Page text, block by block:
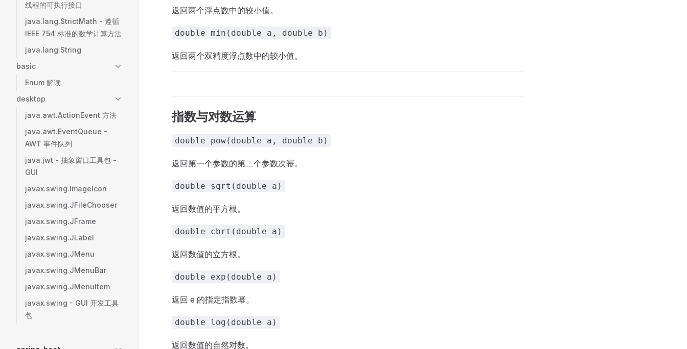
线程的可执行接口
java.lang.StrictMath - 遵循
IEEE 754 标准的数学计算方法
java.lang.String
basic
Enum 解读
desktop
java.awt.ActionEvent 方法
java.awt.EventQueue -
AWT 事件队列
java.jwt - 抽象窗口工具包 -
GUI
javax.swing.ImageIcon
javax.swing.JFileChooser
javax.swing.JFrame
javax.swing.JLabel
javax.swing.JMenu
javax.swing.JMenuBar
javax.swing.JMenuItem
javax.swing - GUI 开发工具
包
返回两个浮点数中的较小值。
double min(double a, double b)
返回两个双精度浮点数中的较小值。
指数与对数运算
double pow(double a, double b)
返回第一个参数的第二个参数次幂。
double sqrt(double a)
返回数值的平方根。
double cbrt(double a)
返回数值的立方根。
double exp(double a)
返回 e 的指定指数幂。
double log(double a)
返回数值的自然对数。